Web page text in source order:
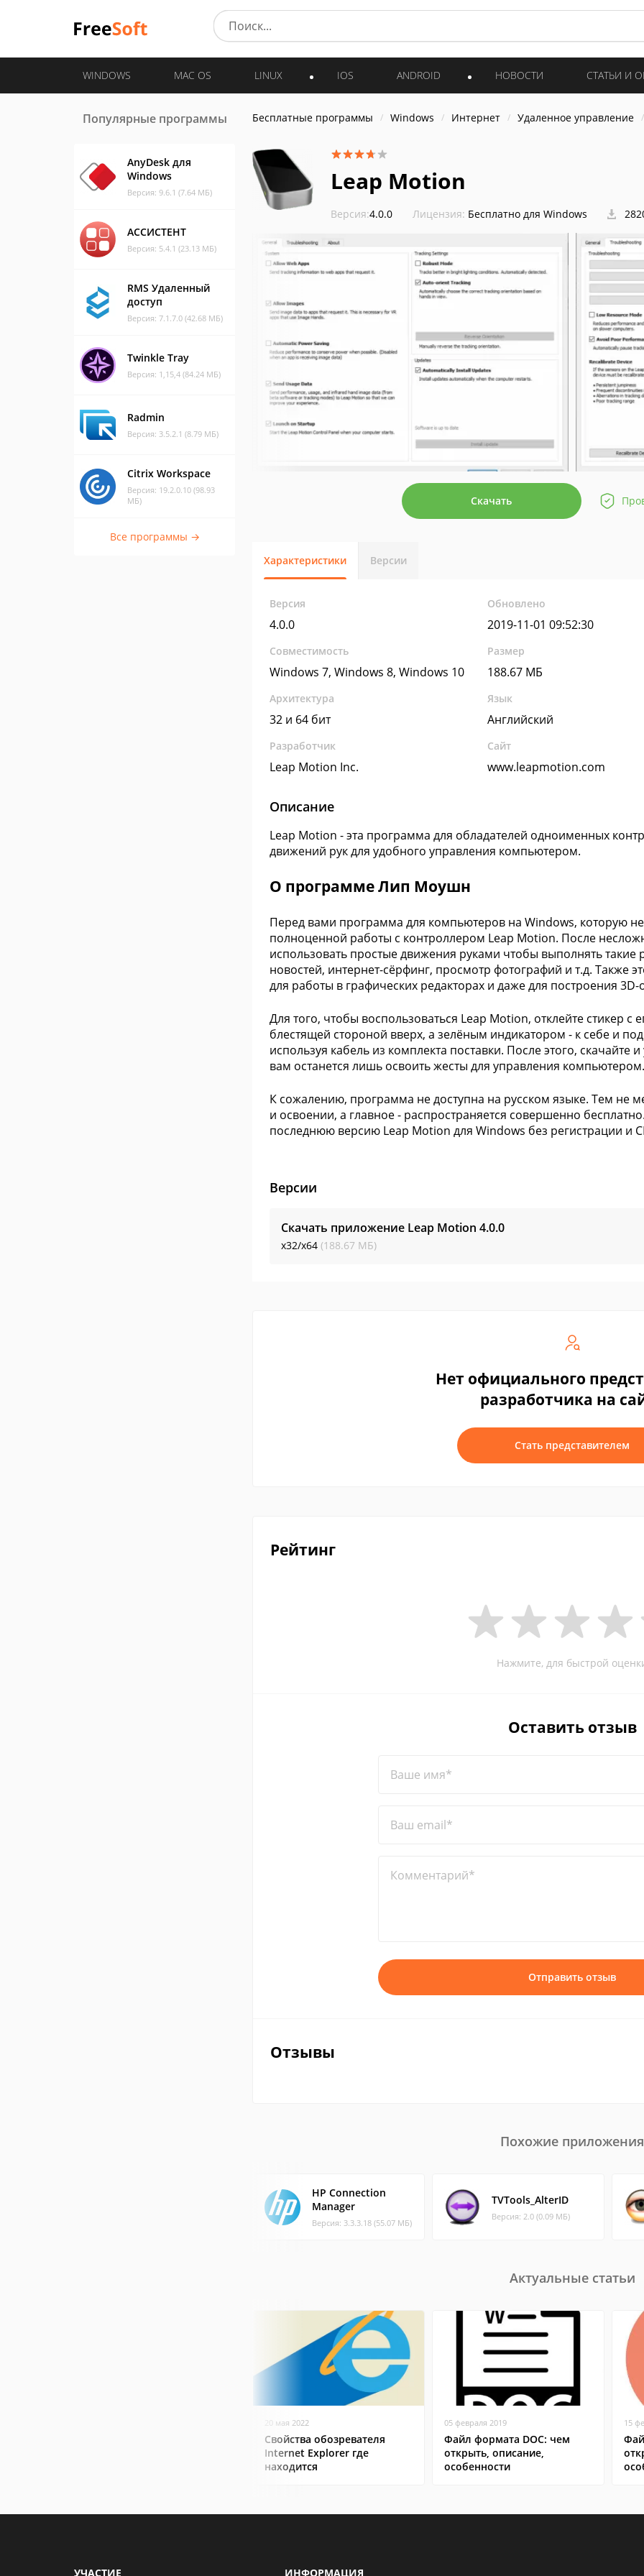
WINDOWS MAC OS LINUX IOS ANDROID НОВОСТИ СТАТЬИ И
Популярные программы
AnyDesk для
Windows
Версия: 9.6.1 (7.64 МБ)
АССИСТЕНТ
Версия: 5.4.1 (23.13 МБ)
RMS Удаленный
доступ
Версия: 7.1.7.0 (42.68 МБ)
Twinkle Tray
Версия: 1,15,4 (84.24 МБ)
Radmin
Версия: 3.5.2.1 (8.79 МБ)
Citrix Workspace
Версия: 19.2.0.10 (98.93
МБ)
Все программы →
Бесплатные программы Windows Интернет Удаленное управление
Leap Motion
Версия:4.0.0 Лицензия: Бесплатно для Windows
Скачать
Характеристики Версии
Версия
4.0.0
Обновлено
2019-11-01 09:52:30
Совместимость
Windows 7, Windows 8, Windows 10
Размер
188.67 МБ
Архитектура
32 и 64 бит
Язык
Английский
Разработчик
Leap Motion Inc.
Сайт
www.leapmotion.com
Описание
Leap Motion - эта программа для обладателей одноименных
движений рук для удобного управления компьютером.
О программе Лип Моушн
Перед вами программа для компьютеров на Windows, которую
полноценной работы с контроллером Leap Motion. После
использовать простые движения руками чтобы выполнять такие
новостей, интернет-сёрфинг, просмотр фотографий и т.д. Также
для работы в графических редакторах и даже для построения 3D-
Для того, чтобы воспользоваться Leap Motion, отклейте стикер с
блестящей стороной вверх, а зелёным индикатором - к себе и
используя кабель из комплекта поставки. После этого, скачайте
вам останется лишь освоить жесты для управления компьютером.
К сожалению, программа не доступна на русском языке. Тем не
и освоении, а главное - распространяется совершенно
последнюю версию Leap Motion для Windows без регистрации и
Версии
Скачать приложение Leap Motion 4.0.0
x32/x64 (188.67 МБ)
Нет официального
разработчика на
Стать представителем
Рейтинг
Нажмите, для быстрой
Оставить отзыв
Ваше имя*
Ваш email*
Комментарий*
Отправить отзыв
Отзывы
Похожие приложения
HP Connection
Manager
Версия: 3.3.3.18 (55.07 МБ)
TVTools_AlterID
Версия: 2.0 (0.09 МБ)
Актуальные статьи
20 мая 2022
Свойства обозревателя
Internet Explorer где
находится
05 февраля 2019
Файл формата DOC: чем
открыть, описание,
особенности
15
УЧАСТИЕ ИНФОРМАЦИЯ